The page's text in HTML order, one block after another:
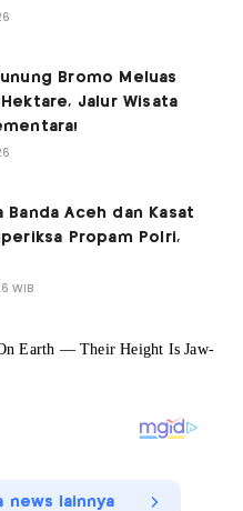
Bromo Meluas
Jalur Wisata
Banda Aceh dan Kasat
Propam Polri,
WIB
news lainnya